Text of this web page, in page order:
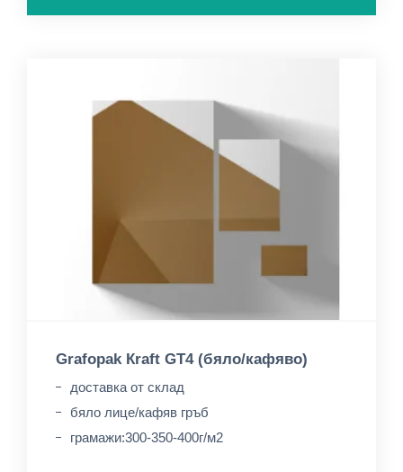
Grafopak Кraft GT4 (бяло/кафяво)
доставка от склад
бяло лице/кафяв гръб
грамажи:300-350-400г/м2